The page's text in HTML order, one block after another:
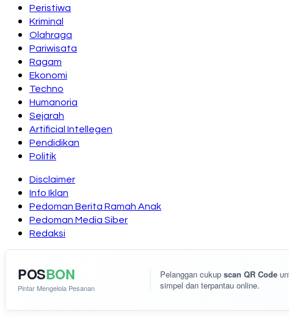
Peristiwa
Kriminal
Olahraga
Pariwisata
Ragam
Ekonomi
Techno
Humanoria
Sejarah
Artificial Intellegen
Pendidikan
Politik
Disclaimer
Info Iklan
Pedoman Berita Ramah Anak
Pedoman Media Siber
Redaksi
POSBON
Pintar Mengelola Pesanan
Pelanggan cukup scan QR Code
simpel dan terpantau online.